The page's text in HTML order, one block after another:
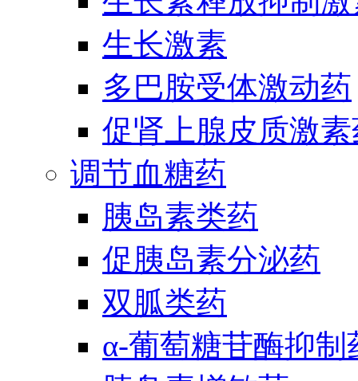
生长激素
多巴胺受体激动药
促肾上腺皮质激
调节血糖药
胰岛素类药
促胰岛素分泌药
双胍类药
α-葡萄糖苷酶抑制